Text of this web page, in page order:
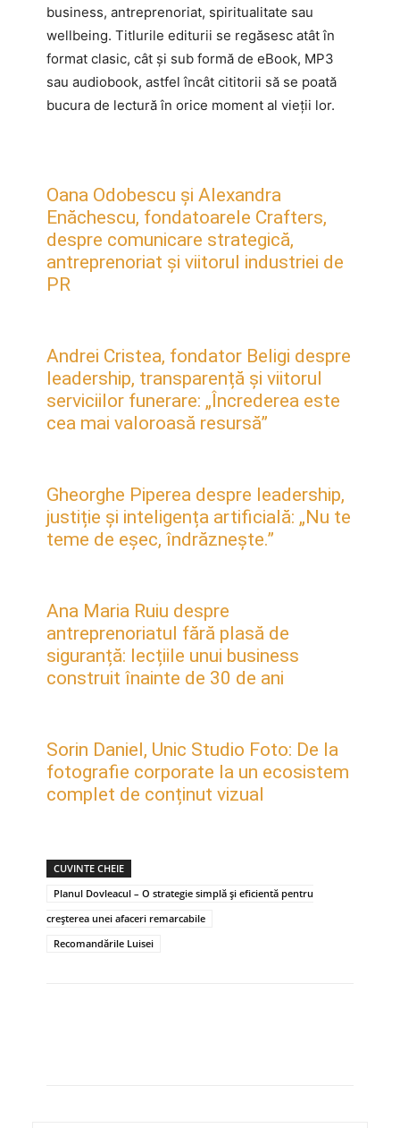
business, antreprenoriat, spiritualitate sau
wellbeing. Titlurile editurii se regăsesc atât în
format clasic, cât și sub formă de eBook, MP3
sau audiobook, astfel încât cititorii să se poată
bucura de lectură în orice moment al vieții lor.
Oana Odobescu și Alexandra
Enăchescu, fondatoarele Crafters,
despre comunicare strategică,
antreprenoriat și viitorul industriei de
PR
Andrei Cristea, fondator Beligi despre
leadership, transparență și viitorul
serviciilor funerare: „Încrederea este
cea mai valoroasă resursă”
Gheorghe Piperea despre leadership,
justiție și inteligența artificială: „Nu te
teme de eșec, îndrăznește.”
Ana Maria Ruiu despre
antreprenoriatul fără plasă de
siguranță: lecțiile unui business
construit înainte de 30 de ani
Sorin Daniel, Unic Studio Foto: De la
fotografie corporate la un ecosistem
complet de conținut vizual
CUVINTE CHEIE
Planul Dovleacul – O strategie simplă și eficientă pentru
creșterea unei afaceri remarcabile
Recomandările Luisei